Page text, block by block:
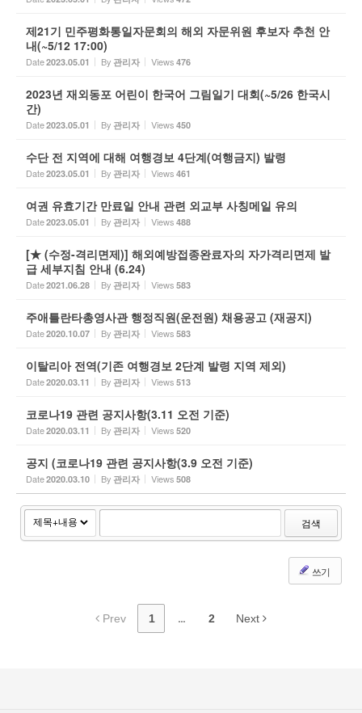
제21기 민주평화통일자문회의 해외 자문위원 후보자 추천 안
내(~5/12 17:00)
Date2023.05.01 By 관리자 Views 476
2023년 재외동포 어린이 한국어 그림일기 대회(~5/26 한국시
간)
Date2023.05.01 By 관리자 Views 450
수단 전 지역에 대해 여행경보 4단계(여행금지) 발령
Date2023.05.01 By 관리자 Views 461
여권 유효기간 만료일 안내 관련 외교부 사칭메일 유의
Date2023.05.01 By 관리자 Views 488
[★ (수정-격리면제)] 해외예방접종완료자의 자가격리면제 발
급 세부지침 안내 (6.24)
Date2021.06.28 By 관리자 Views 583
주애틀란타총영사관 행정직원(운전원) 채용공고 (재공지)
Date2020.10.07 By 관리자 Views 583
이탈리아 전역(기존 여행경보 2단계 발령 지역 제외)
Date2020.03.11 By 관리자 Views 513
코로나19 관련 공지사항(3.11 오전 기준)
Date2020.03.11 By 관리자 Views 520
공지 (코로나19 관련 공지사항(3.9 오전 기준)
Date2020.03.10 By 관리자 Views 508
검색
쓰기
Prev 1 ... 2 Next